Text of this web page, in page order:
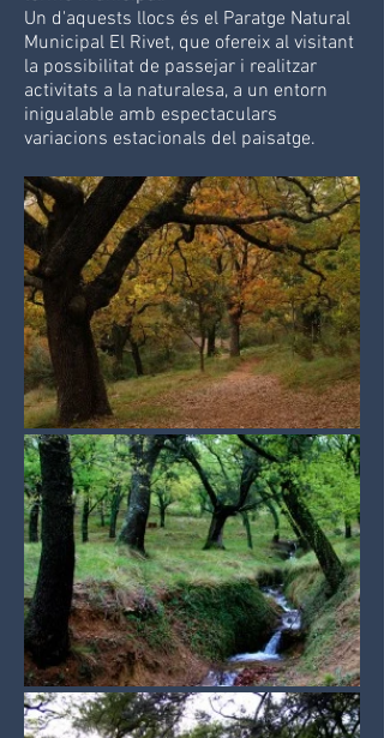
Un d'aquests llocs és el Paratge Natural
Municipal El Rivet, que ofereix al visitant
la possibilitat de passejar i realitzar
activitats a la naturalesa, a un entorn
inigualable amb espectaculars
variacions estacionals del paisatge.